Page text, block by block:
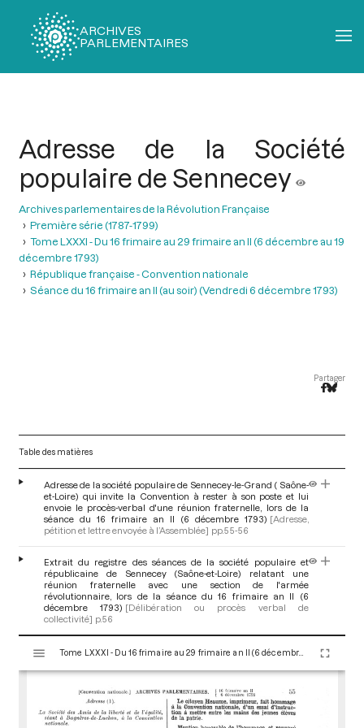
ARCHIVES
PARLEMENTAIRES
Adresse de la Société
populaire de Sennecey
Archives parlementaires de la Révolution Française
Première série (1787-1799)
Tome LXXXI - Du 16 frimaire au 29 frimaire an II (6 décembre au 19
décembre 1793)
République française - Convention nationale
Séance du 16 frimaire an II (au soir) (Vendredi 6 décembre 1793)
Partager
Table des matières
Adresse de la société populaire de Sennecey-le-Grand ( Saône-
et-Loire) qui invite la Convention à rester à son poste et lui
envoie le procès-verbal d'une réunion fraternelle, lors de la
séance du 16 frimaire an II (6 décembre 1793) [Adresse,
pétition et lettre envoyée à l’Assemblée] pp.55-56
Extrait du registre des séances de la société populaire et
républicaine de Sennecey (Saône-et-Loire) relatant une
réunion fraternelle avec une section de l'armée
révolutionnaire, lors de la séance du 16 frimaire an II (6
décembre 1793) [Délibération ou procès verbal de
collectivité] p.56
s
Tome LXXXI - Du 16 frimaire au 29 frimaire an II (6 décembre au 19 décembre 1793)